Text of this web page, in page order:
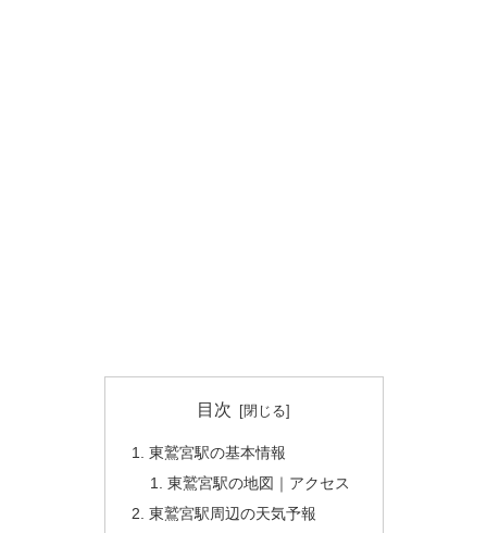
目次
東鷲宮駅の基本情報
東鷲宮駅の地図｜アクセス
東鷲宮駅周辺の天気予報